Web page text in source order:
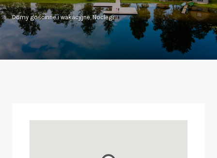
Domy gościnne i wakacyjne,Noclegi